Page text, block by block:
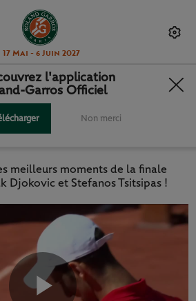
17 Mai - 6 Juin 2027
:
DE LA FINALE
meilleurs moments de la finale
Djokovic et Stefanos Tsitsipas !
l'application
Garros Officiel
Non merci